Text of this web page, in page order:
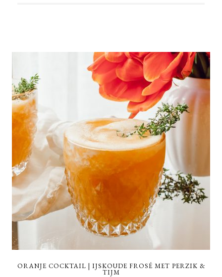
ORANJE COCKTAIL | IJSKOUDE FROSÉ MET PERZIK &
TIJM